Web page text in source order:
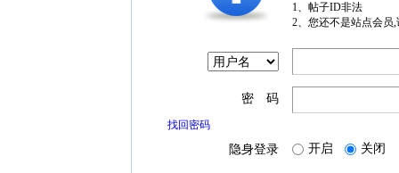
1、帖子ID非法
2、您还不是站点会员
密 码
找回密码
隐身登录 开启 关闭